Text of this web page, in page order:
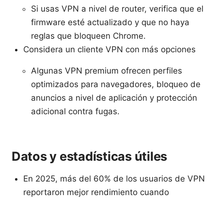
Si usas VPN a nivel de router, verifica que el
firmware esté actualizado y que no haya
reglas que bloqueen Chrome.
Considera un cliente VPN con más opciones
Algunas VPN premium ofrecen perfiles
optimizados para navegadores, bloqueo de
anuncios a nivel de aplicación y protección
adicional contra fugas.
Datos y estadísticas útiles
En 2025, más del 60% de los usuarios de VPN
reportaron mejor rendimiento cuando